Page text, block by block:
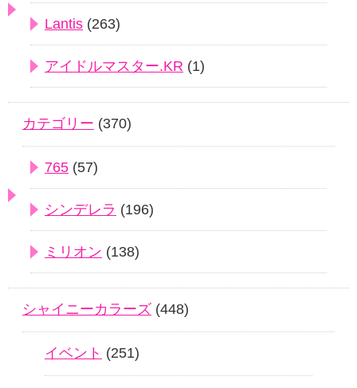
Lantis (263)
アイドルマスター.KR (1)
カテゴリー (370)
765 (57)
シンデレラ (196)
ミリオン (138)
シャイニーカラーズ (448)
イベント (251)